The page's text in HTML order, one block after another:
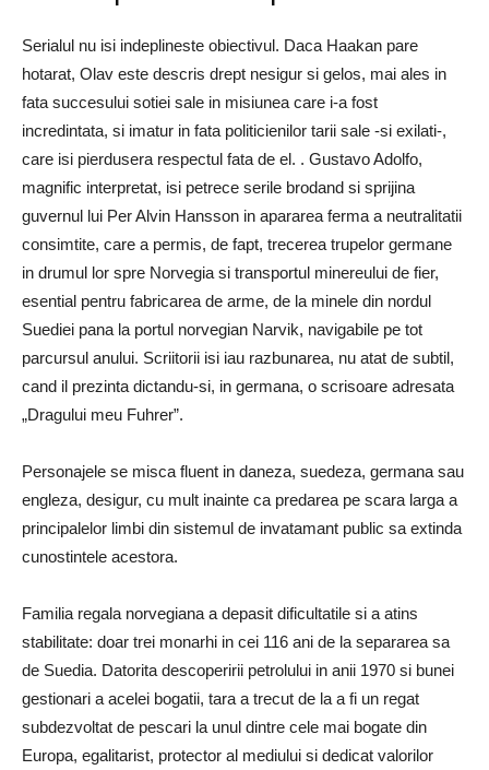
Serialul nu isi indeplineste obiectivul. Daca Haakan pare
hotarat, Olav este descris drept nesigur si gelos, mai ales in
fata succesului sotiei sale in misiunea care i-a fost
incredintata, si imatur in fata politicienilor tarii sale -si exilati-,
care isi pierdusera respectul fata de el. . Gustavo Adolfo,
magnific interpretat, isi petrece serile brodand si sprijina
guvernul lui Per Alvin Hansson in apararea ferma a neutralitatii
consimtite, care a permis, de fapt, trecerea trupelor germane
in drumul lor spre Norvegia si transportul minereului de fier,
esential pentru fabricarea de arme, de la minele din nordul
Suediei pana la portul norvegian Narvik, navigabile pe tot
parcursul anului. Scriitorii isi iau razbunarea, nu atat de subtil,
cand il prezinta dictandu-si, in germana, o scrisoare adresata
„Dragului meu Fuhrer”.
Personajele se misca fluent in daneza, suedeza, germana sau
engleza, desigur, cu mult inainte ca predarea pe scara larga a
principalelor limbi din sistemul de invatamant public sa extinda
cunostintele acestora.
Familia regala norvegiana a depasit dificultatile si a atins
stabilitate: doar trei monarhi in cei 116 ani de la separarea sa
de Suedia. Datorita descoperirii petrolului in anii 1970 si bunei
gestionari a acelei bogatii, tara a trecut de la a fi un regat
subdezvoltat de pescari la unul dintre cele mai bogate din
Europa, egalitarist, protector al mediului si dedicat valorilor